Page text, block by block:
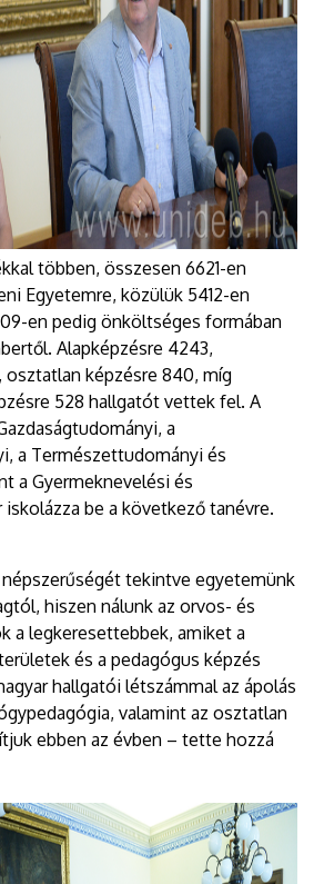
többen, összesen 6621-en
Egyetemre, közülük 5412-en
en pedig önköltséges formában
Alapképzésre 4243,
osztatlan képzésre 840, míg
528 hallgatót vettek fel. A
a
a Természettudományi és
a Gyermeknevelési és
iskolázza be a következő tanévre.
tekintve egyetemünk
hiszen nálunk az orvos- és
a legkeresettebbek, amiket a
és a pedagógus képzés
hallgatói létszámmal az ápolás
valamint az osztatlan
ebben az évben – tette hozzá